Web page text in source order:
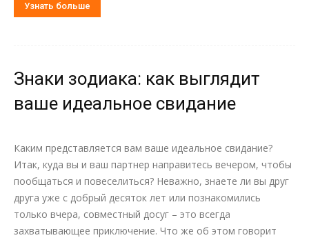
Узнать больше
Знаки зодиака: как выглядит
ваше идеальное свидание
Каким представляется вам ваше идеальное свидание?
Итак, куда вы и ваш партнер направитесь вечером, чтобы
пообщаться и повеселиться? Неважно, знаете ли вы друг
друга уже с добрый десяток лет или познакомились
только вчера, совместный досуг – это всегда
захватывающее приключение. Что же об этом говорит